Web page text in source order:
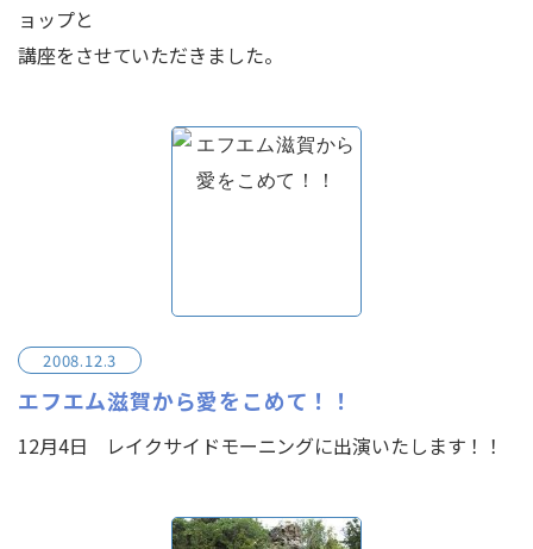
ョップと
講座をさせていただきました。
2008.12.3
エフエム滋賀から愛をこめて！！
12月4日 レイクサイドモーニングに出演いたします！！